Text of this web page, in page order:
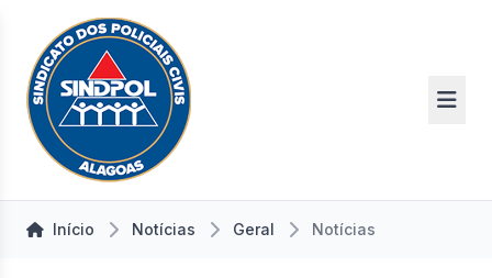
Início Notícias Geral Notícias